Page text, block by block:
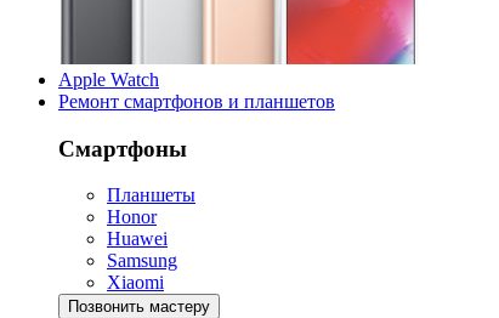
Apple Watch
Ремонт смартфонов и планшетов
Смартфоны
Планшеты
Honor
Huawei
Samsung
Xiaomi
Позвонить мастеру